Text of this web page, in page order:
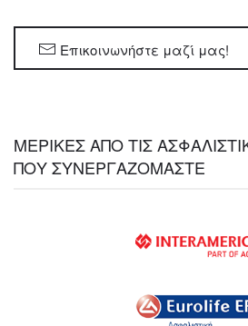
Επικοινωνήστε μαζί μας!
ΜΕΡΙΚΕΣ ΑΠΟ ΤΙΣ
ΠΟΥ ΣΥΝΕΡΓΑΖΟΜΑΣΤΕ